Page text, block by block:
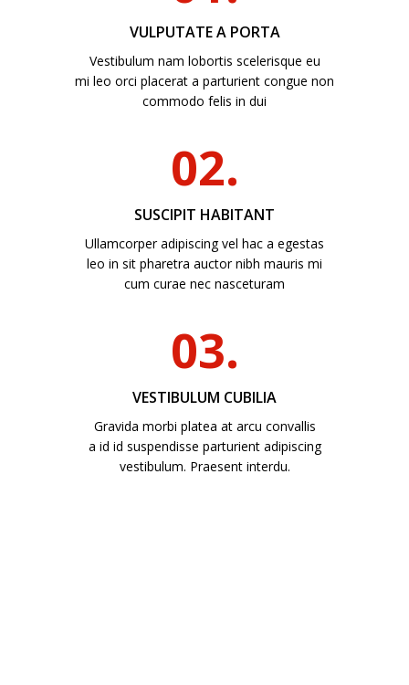
VULPUTATE A PORTA
Vestibulum nam lobortis scelerisque eu
mi leo orci placerat a parturient congue non
commodo felis in dui
02.
SUSCIPIT HABITANT
Ullamcorper adipiscing vel hac a egestas
leo in sit pharetra auctor nibh mauris mi
cum curae nec nasceturam
03.
VESTIBULUM CUBILIA
Gravida morbi platea at arcu convallis
a id id suspendisse parturient adipiscing
vestibulum. Praesent interdu.